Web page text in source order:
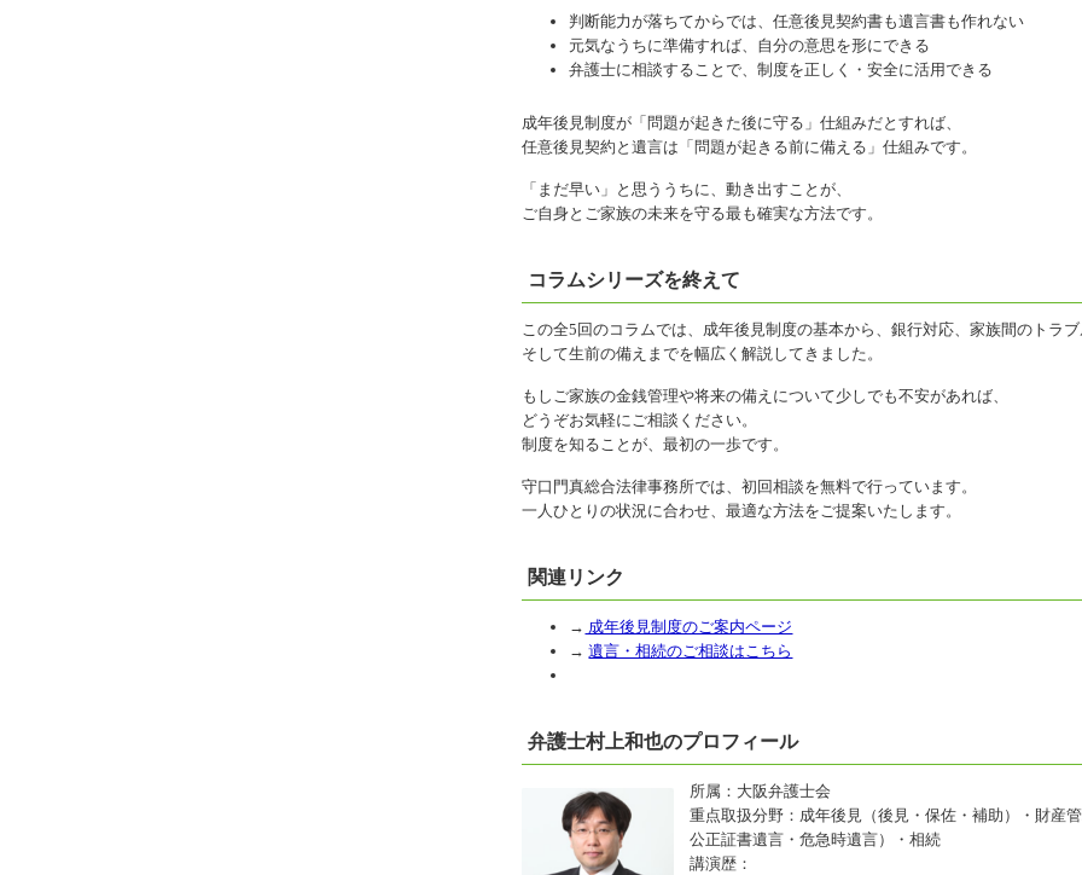
判断能力が落ちてからでは、任意後見契約書も遺言書も作れない
元気なうちに準備すれば、自分の意思を形にできる
弁護士に相談することで、制度を正しく・安全に活用できる
成年後見制度が「問題が起きた後に守る」仕組みだとすれば、
任意後見契約と遺言は「問題が起きる前に備える」仕組みです。
「まだ早い」と思ううちに、動き出すことが、
ご自身とご家族の未来を守る最も確実な方法です。
コラムシリーズを終えて
この全5回のコラムでは、成年後見制度の基本から、銀行対応、家族間のトラブ
そして生前の備えまでを幅広く解説してきました。
もしご家族の金銭管理や将来の備えについて少しでも不安があれば、
どうぞお気軽にご相談ください。
制度を知ることが、最初の一歩です。
守口門真総合法律事務所では、初回相談を無料で行っています。
一人ひとりの状況に合わせ、最適な方法をご提案いたします。
関連リンク
→ 成年後見制度のご案内ページ
→遺言・相続のご相談はこちら
弁護士村上和也のプロフィール
所属：大阪弁護士会
重点取扱分野：成年後見（後見・保佐・補助）・財産
公正証書遺言・危急時遺言）・相続
講演歴：